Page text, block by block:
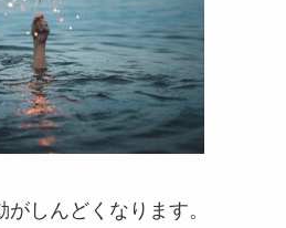
しんどくなります。